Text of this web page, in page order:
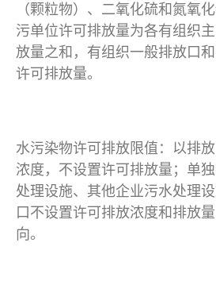
（颗粒物）、二氧化硫和氮氧
污单位许可排放量为各有组织
放量之和，有组织一般排放口
许可排放量。
水污染物许可排放限值：以排
浓度，不设置许可排放量；单
处理设施、其他企业污水处理
口不设置许可排放浓度和排放
向。